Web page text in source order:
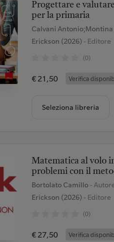
Progettare e
per la primaria
Calvani Antonio;Montina
Erickson (2026)- Editore
(0)
€ 21,50 Verifica
Seleziona libreria
Matematica al volo
problemi con il
Bortolato Camillo -
Erickson (2026)- Editore
(0)
€ 27,50 Verifica